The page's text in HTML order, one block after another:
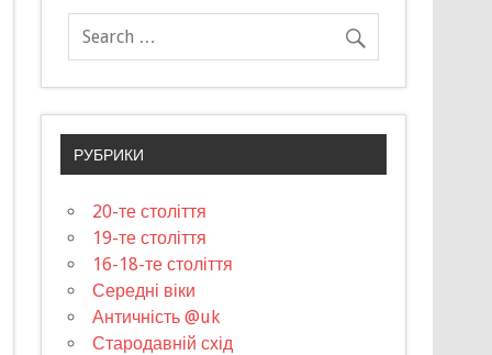
РУБРИКИ
20-те століття
19-те століття
16-18-те століття
Середні віки
Античність @uk
Стародавній схід